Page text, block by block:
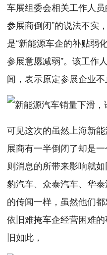
车展组委会相关工作人
参展商倒闭”的说法不实
是“新能源车企的补贴弱
参展意愿减弱”。该工作
闻，表示原定参展企业不
可见这次的虽然上海新
展商有一半倒闭了却是
则消息的所带来影响就
豹汽车、众泰汽车、华
的传闻一样，虽然他们
依旧难掩车企经营困难
旧如此，